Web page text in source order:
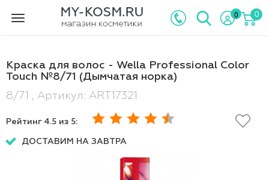
Toggle
0 0
Краска для волос - Wella Professional Color
Touch №8/71 (Дымчатая норка)
8/71 , Артикул: ART17321
Рейтинг 4.5 из 5:
ДОСТАВИМ НА ЗАВТРА